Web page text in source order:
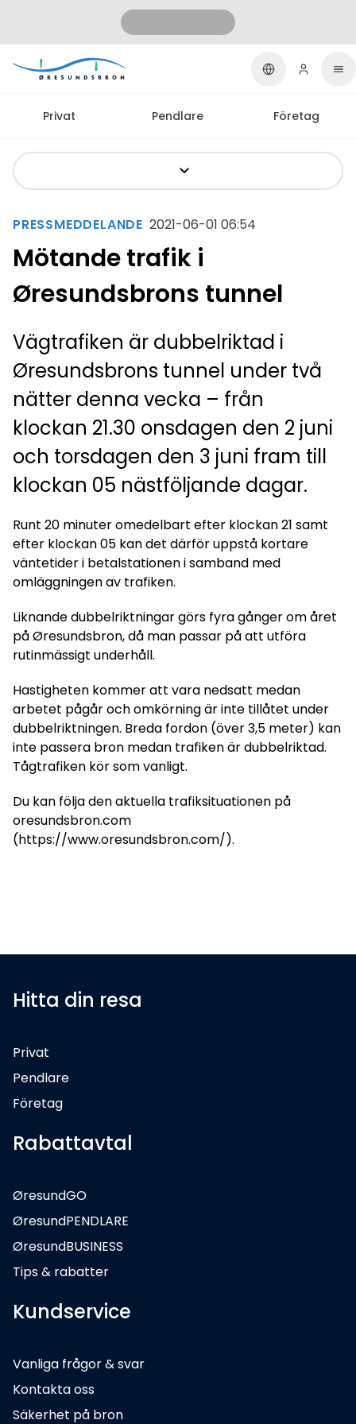
Privat Pendlare Företag
PRESSMEDDELANDE 2021-06-01 06:54
Mötande trafik i
Øresundsbrons tunnel
Vägtrafiken är dubbelriktad i
Øresundsbrons tunnel under två
nätter denna vecka – från
klockan 21.30 onsdagen den 2 juni
och torsdagen den 3 juni fram till
klockan 05 nästföljande dagar.
Runt 20 minuter omedelbart efter klockan 21 samt
efter klockan 05 kan det därför uppstå kortare
väntetider i betalstationen i samband med
omläggningen av trafiken.
Liknande dubbelriktningar görs fyra gånger om året
på Øresundsbron, då man passar på att utföra
rutinmässigt underhåll.
Hastigheten kommer att vara nedsatt medan
arbetet pågår och omkörning är inte tillåtet under
dubbelriktningen. Breda fordon (över 3,5 meter) kan
inte passera bron medan trafiken är dubbelriktad.
Tågtrafiken kör som vanligt.
Du kan följa den aktuella trafiksituationen på
oresundsbron.com
(https://www.oresundsbron.com/).
Hitta din resa
Privat
Pendlare
Företag
Rabattavtal
ØresundGO
ØresundPENDLARE
ØresundBUSINESS
Tips & rabatter
Kundservice
Vanliga frågor & svar
Kontakta oss
Säkerhet på bron